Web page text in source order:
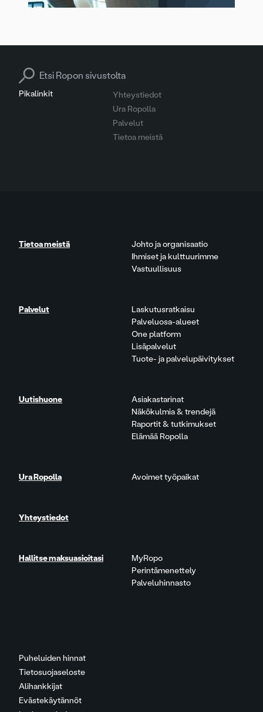
Pikalinkit
Yhteystiedot
Ura Ropolla
Palvelut
Tietoa meistä
Search for:
Puheluiden hinnat
Tietosuojaseloste
Alihankkijat
Evästekäytännöt
Tietoa meistä
Johto ja organisaatio
Ihmiset ja kulttuurimme
Vastuullisuus
Palvelut
Laskutusratkaisu
Palveluosa-alueet
One platform
Lisäpalvelut
Tuote- ja palvelupäivitykset
Uutishuone
Asiakastarinat
Näkökulmia & trendejä
Raportit & tutkimukset
Elämää Ropolla
Ura Ropolla Avoimet työpaikat
Yhteystiedot
Hallitse maksuasioitasi
MyRopo
Perintämenettely
Palveluhinnasto